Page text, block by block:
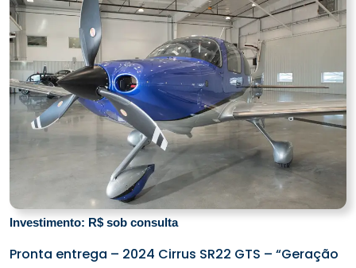
Investimento: R$ sob consulta
Pronta entrega – 2024 Cirrus SR22 GTS – “Geração